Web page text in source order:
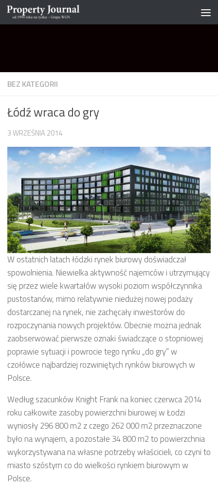
Skip to content
BEZ KATEGORII
Łódź wraca do gry
3 WRZEŚNIA 2014
W ostatnich latach łódzki rynek biurowy doświadczał
spowolnienia. Niewielka aktywność najemców i utrzymujący
się przez wiele kwartałów wysoki poziom współczynnika
pustostanów, mimo relatywnie niedużej nowej podaży
dostarczanej na rynek, nie zachęcały inwestorów do
rozpoczynania nowych projektów. Obecnie można jednak
zaobserwować pierwsze oznaki świadczące o stopniowej
poprawie sytuacji i powrocie tego rynku „do gry” w
czołówce najbardziej rozwiniętych rynków biurowych w
Polsce.
Według szacunków Knight Frank na koniec czerwca 2014
roku całkowite zasoby powierzchni biurowej w Łodzi
wyniosły 296 800 m2 z czego 262 000 m2 przeznaczone
było na wynajem, a pozostałe 34 800 m2 to powierzchnia
wykorzystywana na własne potrzeby właścicieli, co czyni to
miasto szóstym co do wielkości rynkiem biurowym w
Polsce.